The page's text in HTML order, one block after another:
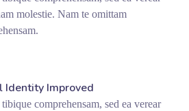
molestie. Nam te omittam
Identity Improved
comprehensam, sed ea verear